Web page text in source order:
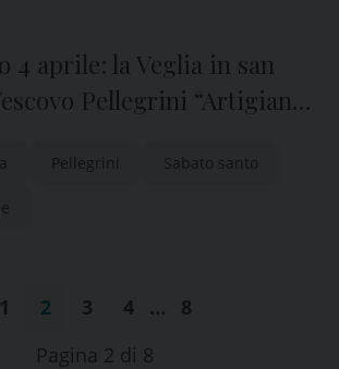
4 aprile: la Veglia in san
Pellegrini “Artigiani
Pellegrini Sabato santo
1 2 3 4 …
8
Pagina 2 di 8